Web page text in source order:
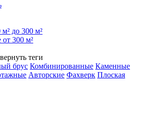
до 300 м²
300 м²
теги
брус Комбинированные Каменные
Авторские Фахверк Плоская